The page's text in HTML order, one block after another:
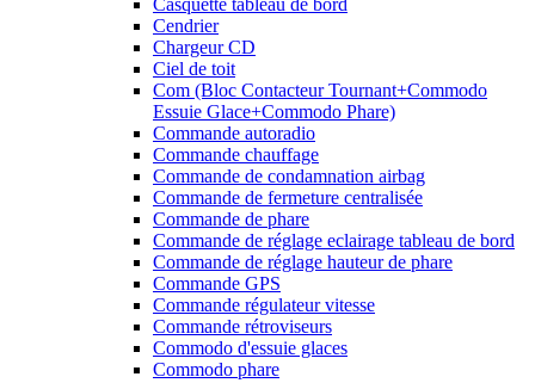
Casquette tableau de bord
Cendrier
Chargeur CD
Ciel de toit
Com (Bloc Contacteur Tournant+Commodo
Essuie Glace+Commodo Phare)
Commande autoradio
Commande chauffage
Commande de condamnation airbag
Commande de fermeture centralisée
Commande de phare
Commande de réglage eclairage tableau de bord
Commande de réglage hauteur de phare
Commande GPS
Commande régulateur vitesse
Commande rétroviseurs
Commodo d'essuie glaces
Commodo phare